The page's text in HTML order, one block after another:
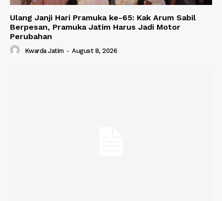
Ulang Janji Hari Pramuka ke-65: Kak Arum Sabil
Berpesan, Pramuka Jatim Harus Jadi Motor
Perubahan
Kwarda Jatim - August 8, 2026